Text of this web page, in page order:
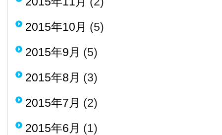
2015年10月 (5)
2015年9月 (5)
2015年8月 (3)
2015年7月 (2)
2015年6月 (1)